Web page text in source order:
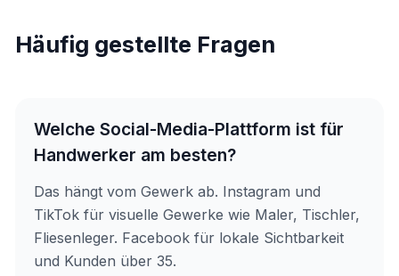
Häufig gestellte Fragen
Welche Social-Media-Plattform ist für
Handwerker am besten?
Das hängt vom Gewerk ab. Instagram und
TikTok für visuelle Gewerke wie Maler, Tischler,
Fliesenleger. Facebook für lokale Sichtbarkeit
und Kunden über 35.